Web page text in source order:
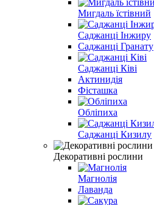
Мигдаль їстівний
Саджанці Інжиру
Саджанці Гранату
Саджанці Ківі
Актинидія
Фісташка
Обліпиха
Саджанці Кизилу
Декоративні рослини
Магнолія
Лаванда